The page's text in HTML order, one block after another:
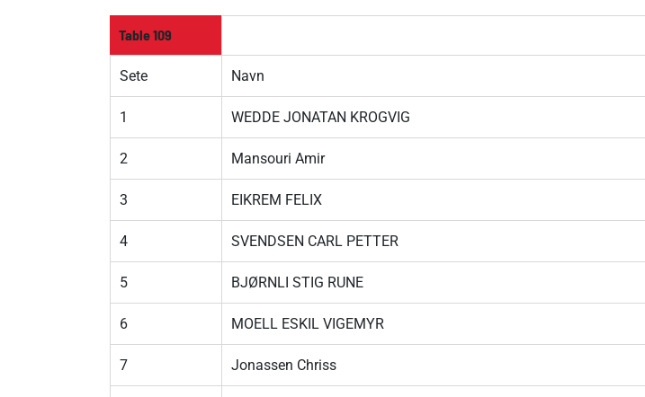
Table 109
Sete Navn
1 WEDDE JONATAN KROGVIG
2 Mansouri Amir
3 EIKREM FELIX
4 SVENDSEN CARL PETTER
5 BJØRNLI STIG RUNE
6 MOELL ESKIL VIGEMYR
7 Jonassen Chriss